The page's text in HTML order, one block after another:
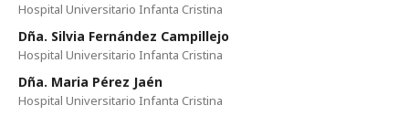
Hospital Universitario Infanta Cristina
Dña. Silvia Fernández Campillejo
Hospital Universitario Infanta Cristina
Dña. Maria Pérez Jaén
Hospital Universitario Infanta Cristina